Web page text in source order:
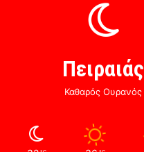
Πειραιάς
Καθαρός Ουρανός